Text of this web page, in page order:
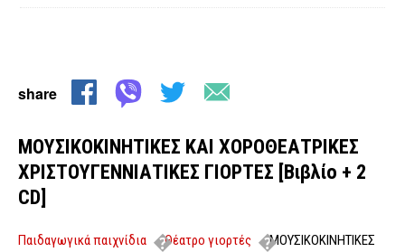
share
ΜΟΥΣΙΚΟΚΙΝΗΤΙΚΕΣ ΚΑΙ ΧΟΡΟΘΕΑΤΡΙΚΕΣ
ΧΡΙΣΤΟΥΓΕΝΝΙΑΤΙΚΕΣ ΓΙΟΡΤΕΣ [Βιβλίο + 2
CD]
Παιδαγωγικά παιχνίδια Θέατρο γιορτές
ΜΟΥΣΙΚΟΚΙΝΗΤΙΚΕΣ